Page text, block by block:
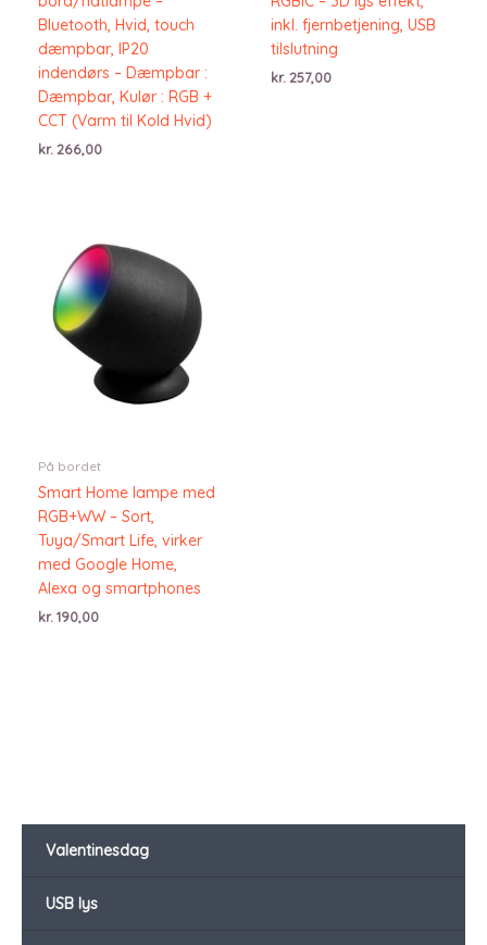
Valentinesdag
USB lys
Bluetooth, Hvid, touch
dæmpbar, IP20
indendørs – Dæmpbar :
Dæmpbar, Kulør : RGB +
CCT (Varm til Kold Hvid)
kr. 266,00
inkl. fjernbetjening, USB
tilslutning
kr. 257,00
På bordet
Smart Home lampe med
RGB+WW – Sort,
Tuya/Smart Life, virker
med Google Home,
Alexa og smartphones
kr.190,00